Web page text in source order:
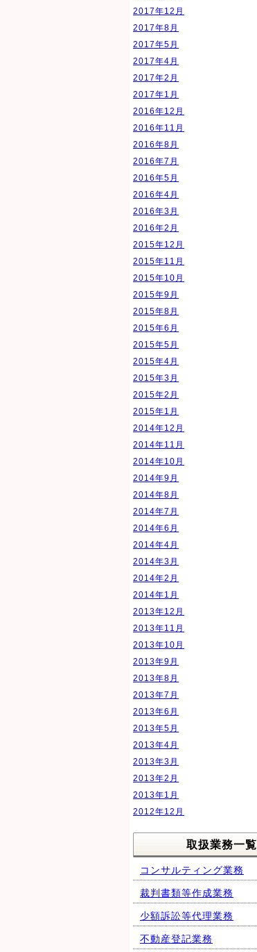
2017年12月
2017年8月
2017年5月
2017年4月
2017年2月
2017年1月
2016年12月
2016年11月
2016年8月
2016年7月
2016年5月
2016年4月
2016年3月
2016年2月
2015年12月
2015年11月
2015年10月
2015年9月
2015年8月
2015年6月
2015年5月
2015年4月
2015年3月
2015年2月
2015年1月
2014年12月
2014年11月
2014年10月
2014年9月
2014年8月
2014年7月
2014年6月
2014年4月
2014年3月
2014年2月
2014年1月
2013年12月
2013年11月
2013年10月
2013年9月
2013年8月
2013年7月
2013年6月
2013年5月
2013年4月
2013年3月
2013年2月
2013年1月
2012年12月
取扱業務一覧
コンサルティング業務
裁判書類等作成業務
少額訴訟等代理業務
不動産登記業務